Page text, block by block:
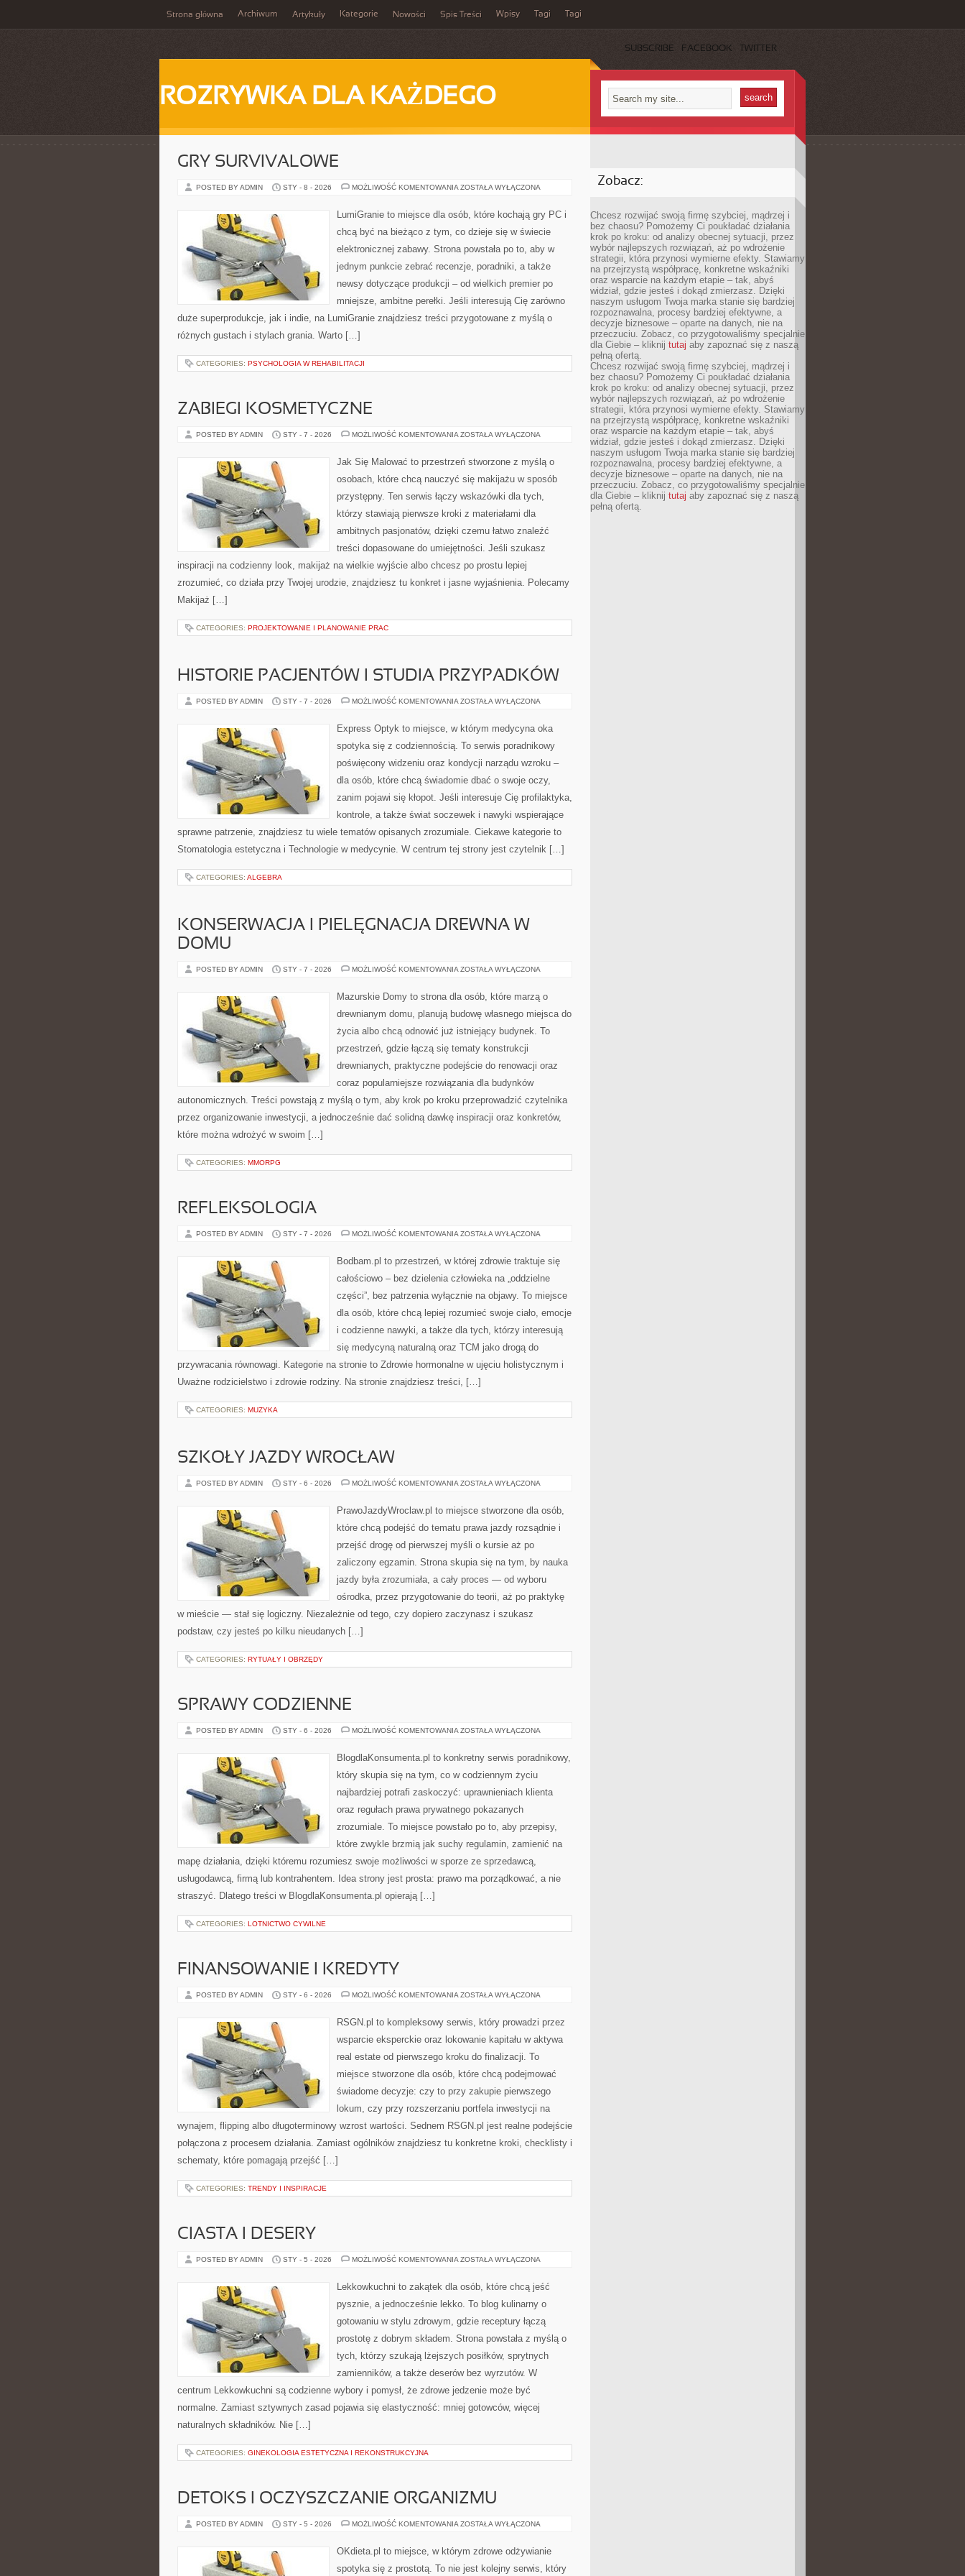
Strona główna Archiwum Artykuły Kategorie Nowości Spis Treści Wpisy Tagi Tagi
SUBSCRIBE FACEBOOK TWITTER
ROZRYWKA DLA KAŻDEGO
GRY SURVIVALOWE
POSTED BY ADMIN STY - 8 - 2026 MOŻLIWOŚĆ KOMENTOWANIA GRY
ZOSTAŁA WYŁĄCZONA
LumiGranie to miejsce dla osób, które kochają gry PC i
chcą być na bieżąco z tym, co dzieje się w świecie
elektronicznej zabawy. Strona powstała po to, aby w
jednym punkcie zebrać recenzje, poradniki, a także
newsy dotyczące produkcji – od wielkich premier po
mniejsze, ambitne perełki. Jeśli interesują Cię zarówno
duże superprodukcje, jak i indie, na LumiGranie znajdziesz treści przygotowane z myślą o
różnych gustach i stylach grania. Warto […]
CATEGORIES: PSYCHOLOGIA W REHABILITACJI
ZABIEGI KOSMETYCZNE
POSTED BY ADMIN STY - 7 - 2026 MOŻLIWOŚĆ KOMENTOWANIA ZABIEGI
ZOSTAŁA WYŁĄCZONA
Jak Się Malować to przestrzeń stworzone z myślą o
osobach, które chcą nauczyć się makijażu w sposób
przystępny. Ten serwis łączy wskazówki dla tych,
którzy stawiają pierwsze kroki z materiałami dla
ambitnych pasjonatów, dzięki czemu łatwo znaleźć
treści dopasowane do umiejętności. Jeśli szukasz
inspiracji na codzienny look, makijaż na wielkie wyjście albo chcesz po prostu lepiej
zrozumieć, co działa przy Twojej urodzie, znajdziesz tu konkret i jasne wyjaśnienia. Polecamy
Makijaż […]
CATEGORIES: PROJEKTOWANIE I PLANOWANIE PRAC
HISTORIE PACJENTÓW I STUDIA PRZYPADKÓW
POSTED BY ADMIN STY - 7 - 2026 MOŻLIWOŚĆ KOMENTOWANIA HISTORIE
STUDIA
PRZYPADKÓW
ZOSTAŁA WYŁĄCZONA
Express Optyk to miejsce, w którym medycyna oka
spotyka się z codziennością. To serwis poradnikowy
poświęcony widzeniu oraz kondycji narządu wzroku –
dla osób, które chcą świadomie dbać o swoje oczy,
zanim pojawi się kłopot. Jeśli interesuje Cię profilaktyka,
kontrole, a także świat soczewek i nawyki wspierające
sprawne patrzenie, znajdziesz tu wiele tematów opisanych zrozumiale. Ciekawe kategorie to
Stomatologia estetyczna i Technologie w medycynie. W centrum tej strony jest czytelnik […]
CATEGORIES: ALGEBRA
KONSERWACJA I PIELĘGNACJA DREWNA W
DOMU
POSTED BY ADMIN STY - 7 - 2026 MOŻLIWOŚĆ KOMENTOWANIA KONSERWACJA
DREWNA
W
ZOSTAŁA WYŁĄCZONA
Mazurskie Domy to strona dla osób, które marzą o
drewnianym domu, planują budowę własnego miejsca do
życia albo chcą odnowić już istniejący budynek. To
przestrzeń, gdzie łączą się tematy konstrukcji
drewnianych, praktyczne podejście do renowacji oraz
coraz popularniejsze rozwiązania dla budynków
autonomicznych. Treści powstają z myślą o tym, aby krok po kroku przeprowadzić czytelnika
przez organizowanie inwestycji, a jednocześnie dać solidną dawkę inspiracji oraz konkretów,
które można wdrożyć w swoim […]
CATEGORIES: MMORPG
REFLEKSOLOGIA
POSTED BY ADMIN STY - 7 - 2026 MOŻLIWOŚĆ KOMENTOWANIA REFLEKSOLOGIA
ZOSTAŁA WYŁĄCZONA
Bodbam.pl to przestrzeń, w której zdrowie traktuje się
całościowo – bez dzielenia człowieka na „oddzielne
części”, bez patrzenia wyłącznie na objawy. To miejsce
dla osób, które chcą lepiej rozumieć swoje ciało, emocje
i codzienne nawyki, a także dla tych, którzy interesują
się medycyną naturalną oraz TCM jako drogą do
przywracania równowagi. Kategorie na stronie to Zdrowie hormonalne w ujęciu holistycznym i
Uważne rodzicielstwo i zdrowie rodziny. Na stronie znajdziesz treści, […]
CATEGORIES: MUZYKA
SZKOŁY JAZDY WROCŁAW
POSTED BY ADMIN STY - 6 - 2026 MOŻLIWOŚĆ KOMENTOWANIA SZKOŁY
ZOSTAŁA WYŁĄCZONA
PrawoJazdyWroclaw.pl to miejsce stworzone dla osób,
które chcą podejść do tematu prawa jazdy rozsądnie i
przejść drogę od pierwszej myśli o kursie aż po
zaliczony egzamin. Strona skupia się na tym, by nauka
jazdy była zrozumiała, a cały proces — od wyboru
ośrodka, przez przygotowanie do teorii, aż po praktykę
w mieście — stał się logiczny. Niezależnie od tego, czy dopiero zaczynasz i szukasz
podstaw, czy jesteś po kilku nieudanych […]
CATEGORIES: RYTUAŁY I OBRZĘDY
SPRAWY CODZIENNE
POSTED BY ADMIN STY - 6 - 2026 MOŻLIWOŚĆ KOMENTOWANIA SPRAWY
ZOSTAŁA WYŁĄCZONA
BlogdlaKonsumenta.pl to konkretny serwis poradnikowy,
który skupia się na tym, co w codziennym życiu
najbardziej potrafi zaskoczyć: uprawnieniach klienta
oraz regułach prawa prywatnego pokazanych
zrozumiale. To miejsce powstało po to, aby przepisy,
które zwykle brzmią jak suchy regulamin, zamienić na
mapę działania, dzięki któremu rozumiesz swoje możliwości w sporze ze sprzedawcą,
usługodawcą, firmą lub kontrahentem. Idea strony jest prosta: prawo ma porządkować, a nie
straszyć. Dlatego treści w BlogdlaKonsumenta.pl opierają […]
CATEGORIES: LOTNICTWO CYWILNE
FINANSOWANIE I KREDYTY
POSTED BY ADMIN STY - 6 - 2026 MOŻLIWOŚĆ KOMENTOWANIA FINANSOWANIE
ZOSTAŁA WYŁĄCZONA
RSGN.pl to kompleksowy serwis, który prowadzi przez
wsparcie eksperckie oraz lokowanie kapitału w aktywa
real estate od pierwszego kroku do finalizacji. To
miejsce stworzone dla osób, które chcą podejmować
świadome decyzje: czy to przy zakupie pierwszego
lokum, czy przy rozszerzaniu portfela inwestycji na
wynajem, flipping albo długoterminowy wzrost wartości. Sednem RSGN.pl jest realne podejście
połączona z procesem działania. Zamiast ogólników znajdziesz tu konkretne kroki, checklisty i
schematy, które pomagają przejść […]
CATEGORIES: TRENDY I INSPIRACJE
CIASTA I DESERY
POSTED BY ADMIN STY - 5 - 2026 MOŻLIWOŚĆ KOMENTOWANIA CIASTA
ZOSTAŁA WYŁĄCZONA
Lekkowkuchni to zakątek dla osób, które chcą jeść
pysznie, a jednocześnie lekko. To blog kulinarny o
gotowaniu w stylu zdrowym, gdzie receptury łączą
prostotę z dobrym składem. Strona powstała z myślą o
tych, którzy szukają lżejszych posiłków, sprytnych
zamienników, a także deserów bez wyrzutów. W
centrum Lekkowkuchni są codzienne wybory i pomysł, że zdrowe jedzenie może być
normalne. Zamiast sztywnych zasad pojawia się elastyczność: mniej gotowców, więcej
naturalnych składników. Nie […]
CATEGORIES: GINEKOLOGIA ESTETYCZNA I REKONSTRUKCYJNA
DETOKS I OCZYSZCZANIE ORGANIZMU
POSTED BY ADMIN STY - 5 - 2026 MOŻLIWOŚĆ KOMENTOWANIA DETOKS
ORGANIZMU
ZOSTAŁA WYŁĄCZONA
OKdieta.pl to miejsce, w którym zdrowe odżywianie
spotyka się z prostotą. To nie jest kolejny serwis, który
Zobacz:
Chcesz rozwijać swoją firmę szybciej, mądrzej i
bez chaosu? Pomożemy Ci poukładać działania
krok po kroku: od analizy obecnej sytuacji, przez
wybór najlepszych rozwiązań, aż po wdrożenie
strategii, która przynosi wymierne efekty. Stawiamy
na przejrzystą współpracę, konkretne wskaźniki
oraz wsparcie na każdym etapie – tak, abyś
widział, gdzie jesteś i dokąd zmierzasz. Dzięki
naszym usługom Twoja marka stanie się bardziej
rozpoznawalna, procesy bardziej efektywne, a
decyzje biznesowe – oparte na danych, nie na
przeczuciu. Zobacz, co przygotowaliśmy specjalnie
dla Ciebie – kliknij tutaj aby zapoznać się z naszą
pełną ofertą.
Chcesz rozwijać swoją firmę szybciej, mądrzej i
bez chaosu? Pomożemy Ci poukładać działania
krok po kroku: od analizy obecnej sytuacji, przez
wybór najlepszych rozwiązań, aż po wdrożenie
strategii, która przynosi wymierne efekty. Stawiamy
na przejrzystą współpracę, konkretne wskaźniki
oraz wsparcie na każdym etapie – tak, abyś
widział, gdzie jesteś i dokąd zmierzasz. Dzięki
naszym usługom Twoja marka stanie się bardziej
rozpoznawalna, procesy bardziej efektywne, a
decyzje biznesowe – oparte na danych, nie na
przeczuciu. Zobacz, co przygotowaliśmy specjalnie
dla Ciebie – kliknij tutaj aby zapoznać się z naszą
pełną ofertą.